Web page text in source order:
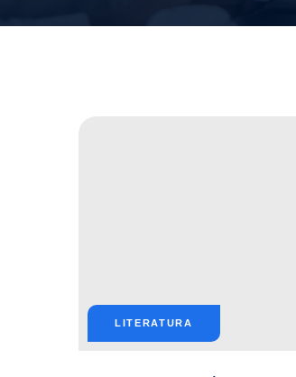
LITERATURA